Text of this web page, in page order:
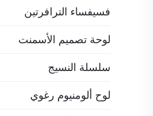
فسيفساء الترافرتين
لوحة تصميم الأسمنت
سلسلة النسيج
لوح ألومنيوم رغوي